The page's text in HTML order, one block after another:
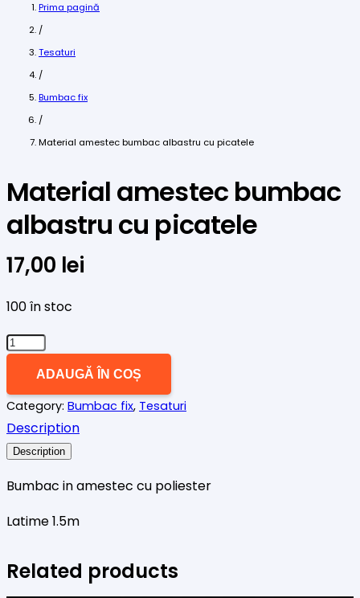
Prima pagină
/
Tesaturi
/
Bumbac fix
/
Material amestec bumbac albastru cu picatele
Material amestec bumbac
albastru cu picatele
17,00 lei
100 în stoc
Cantitate
bumbac
albastru
cu
ADAUGĂ ÎN COȘ
Category: Bumbac fix, Tesaturi
Description
Description
Bumbac in amestec cu poliester
Latime 1.5m
Related products